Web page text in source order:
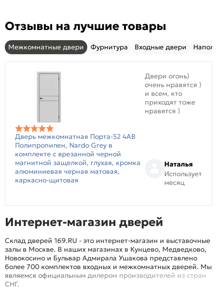
Отзывы на лучшие товары
Межкомнатные двери Фурнитура Входные двери
Дверь межкомнатная Порта-52 4AB
Полипропилен, Nardo Grey в
комплекте с врезанной черной
магнитной защелкой, глухая, кромка
алюминиевая черная матовая,
каркасно-щитовая
Двери огонь)
очень нравятся )
и всем, кто
приходят тоже
нравятся )
Наталья
Использует
месяц
Интернет-магазин дверей
Склад дверей 169.RU - это интернет-магазин и выставочные
залы в Москве. В наших магазинах в Кунцево, Медведково,
Новокосино и Бульвар Адмирала Ушакова представлено
более 700 комплектов входных и межкомнатных дверей. Мы
являемся официальным дилером производителей из стран
СНГ.